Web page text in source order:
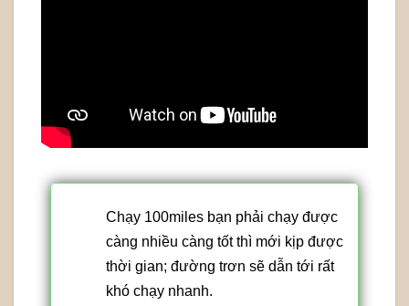
Chạy 100miles bạn phải chạy được
càng nhiều càng tốt thì mới kịp được
thời gian; đường trơn sẽ dẫn tới rất
khó chạy nhanh.